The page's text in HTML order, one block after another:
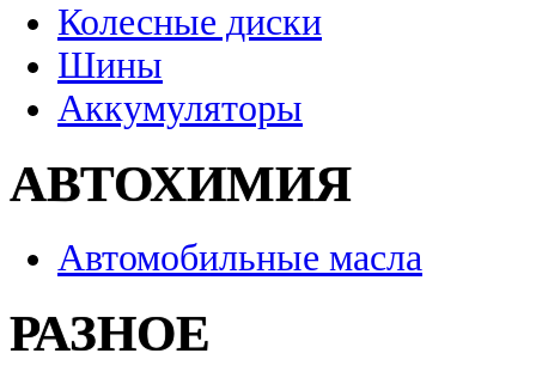
Колесные диски
Шины
Аккумуляторы
АВТОХИМИЯ
Автомобильные масла
РАЗНОЕ